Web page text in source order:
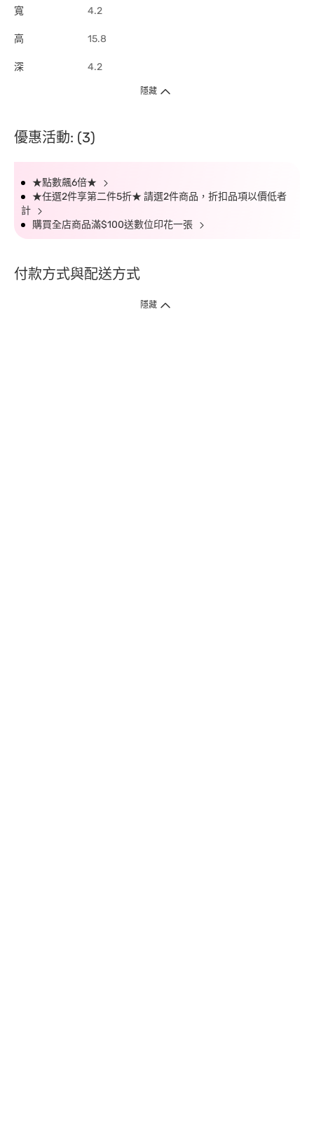
寬 4.2
高 15.8
深 4.2
隱藏
優惠活動: (3)
★點數飆6倍★
★任選2件享第二件5折★ 請選2件商品，折扣品項以價低者
計
購買全店商品滿$100送數位印花一張
付款方式與配送方式
隱藏